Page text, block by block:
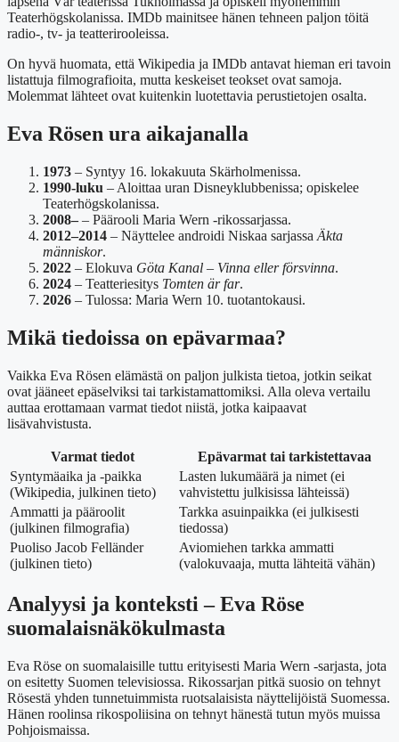
Teaterhögskolanissa. IMDb mainitsee hänen tehneen paljon töitä
radio-, tv- ja teatterirooleissa.
On hyvä huomata, että Wikipedia ja IMDb antavat hieman eri tavoin
listattuja filmografioita, mutta keskeiset teokset ovat samoja.
Molemmat lähteet ovat kuitenkin luotettavia perustietojen osalta.
Eva Rösen ura aikajanalla
1973 – Syntyy 16. lokakuuta Skärholmenissa.
1990-luku – Aloittaa uran Disneyklubbenissa; opiskelee
Teaterhögskolanissa.
2008–– Päärooli Maria Wern -rikossarjassa.
2012–2014 – Näyttelee androidi Niskaa sarjassa Äkta
människor.
2022 – Elokuva Göta Kanal – Vinna eller försvinna.
2024 – Teatteriesitys Tomten är far.
2026 – Tulossa: Maria Wern 10. tuotantokausi.
Mikä tiedoissa on epävarmaa?
Vaikka Eva Rösen elämästä on paljon julkista tietoa, jotkin seikat
ovat jääneet epäselviksi tai tarkistamattomiksi. Alla oleva vertailu
auttaa erottamaan varmat tiedot niistä, jotka kaipaavat
lisävahvistusta.
Varmat tiedot
Epävarmat tai tarkistettavaa
Syntymäaika ja -paikka
(Wikipedia, julkinen tieto)
Lasten lukumäärä ja nimet (ei
vahvistettu julkisissa lähteissä)
Ammatti ja pääroolit
(julkinen filmografia)
Tarkka asuinpaikka (ei julkisesti
tiedossa)
Puoliso Jacob Felländer
(julkinen tieto)
Aviomiehen tarkka ammatti
(valokuvaaja, mutta lähteitä vähän)
Analyysi ja konteksti – Eva Röse
suomalaisnäkökulmasta
Eva Röse on suomalaisille tuttu erityisesti Maria Wern -sarjasta, jota
on esitetty Suomen televisiossa. Rikossarjan pitkä suosio on tehnyt
Rösestä yhden tunnetuimmista ruotsalaisista näyttelijöistä Suomessa.
Hänen roolinsa rikospoliisina on tehnyt hänestä tutun myös muissa
Pohjoismaissa.